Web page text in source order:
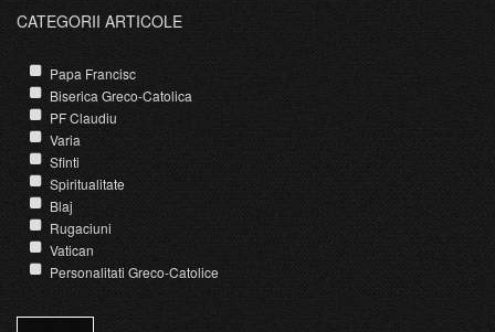
CATEGORII ARTICOLE
Papa Francisc
Biserica Greco-Catolica
PF Claudiu
Varia
Sfinti
Spiritualitate
Blaj
Rugaciuni
Vatican
Personalitati Greco-Catolice